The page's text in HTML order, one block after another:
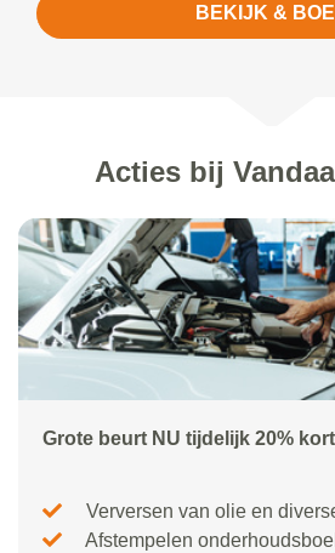
BEKIJK &
Acties bij
Grote beurt NU tijdelijk 20%
Verversen van olie en
Afstempelen